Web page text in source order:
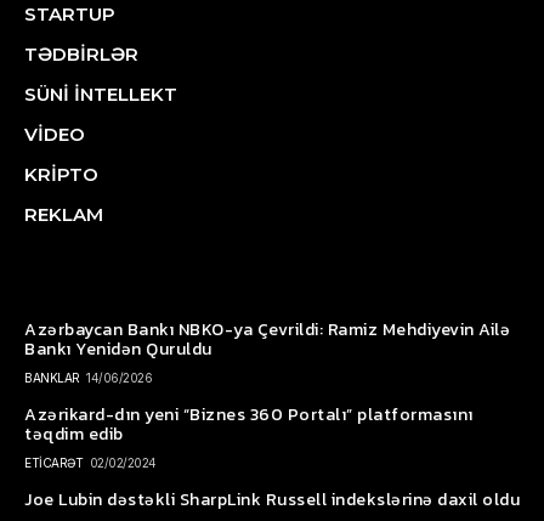
STARTUP
TƏDBİRLƏR
SÜNİ İNTELLEKT
VİDEO
KRİPTO
REKLAM
Azərbaycan Bankı NBKO-ya Çevrildi: Ramiz Mehdiyevin Ailə
Bankı Yenidən Quruldu
BANKLAR 14/06/2026
Azərikard-dın yeni “Biznes 360 Portalı” platformasını
təqdim edib
ETİCARƏT 02/02/2024
Joe Lubin dəstəkli SharpLink Russell indekslərinə daxil oldu